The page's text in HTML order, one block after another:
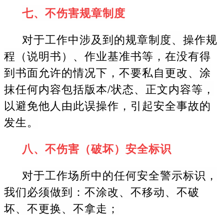
七、不伤害规章制度
对于工作中涉及到的规章制度、操作规
程（说明书）、作业基准书等，在没有得
到书面允许的情况下，不要私自更改、涂
抹任何内容包括版本/状态、正文内容等，
以避免他人由此误操作，引起安全事故的
发生。
八、不伤害（破坏）安全标识
对于工作场所中的任何安全警示标识，
我们必须做到：不涂改、不移动、不破
坏、不更换、不拿走；